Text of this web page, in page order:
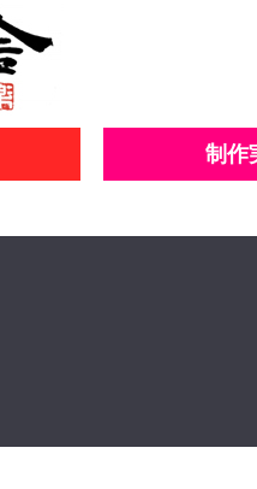
制作